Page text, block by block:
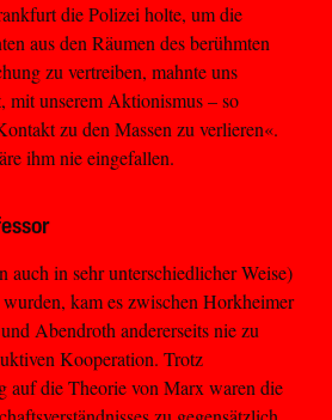
die Polizei holte, um die
aus den Räumen des berühmten
zu vertreiben, mahnte uns
mit unserem Aktionismus – so
zu den Massen zu verlieren«.
ihm nie eingefallen.
auch in sehr unterschiedlicher Weise)
kam es zwischen Horkheimer
Abendroth andererseits nie zu
Kooperation. Trotz
auf die Theorie von Marx waren die